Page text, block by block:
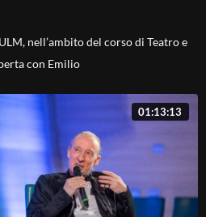
nell’ambito del corso di Teatro e
con Emilio
01:13:13